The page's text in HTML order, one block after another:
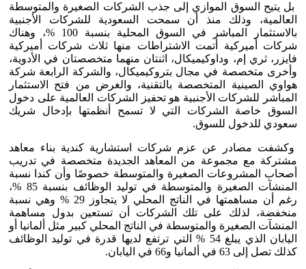
بل يتيح السوق الموازي إلى جذب الشركات الصغيرة والمتوسطة
العالمية، وذلك منذ أن سمحت السعودية للشركات الأجنبية
بالاستثمار المباشر في السوق المحلية بنسبة 100 %، وهناك
شركات أميركية أتمت الاشتراطات منها ثلاث شركات أميركية
فايزر، ثري إم، وداوكيميكال، اثنتان منهما متخصصتان في الأدوية،
وأخرى متخصصة في مجال بتروكيميكال، والشركة الرابعة شركة
هواوي الصينية المتخصصة بالتقنية، والغرض من فتح الاستثمار
المباشر للشركات الأجنبية هو تحفيز الشركات العالمية على دخول
السوق خاصة الشركات التي لا تسمح أنظمتها بإدخال شريك
سعودي للدخول للسوق.
وكشفت مصادر عن عزم شركات استشارية كندية بناء معاهد
مشتركة مع مجموعة من المعاهد الجديدة متخصصة في تدريب
أصحاب المشروعات الصغيرة والمتوسطة خصوصًا وأن كندا نسبة
المنشآت الصغيرة والمتوسطة في توليد الوظائف بنسبة 85 %،
رغم أن مساهمتها في الناتج المحلي لا يتجاوز 29 % وهي نسبة
منخفضة، لذلك على تلك الشركات أن تستعين بدول مساهمة
المنشآت الصغيرة والمتوسطة في الناتج المحلي كبير مثل ألمانيا أو
اليابان الذي يبلغ 54 % التي ترتفع لديها قدرة في توليد الوظائف
كذلك تصل إلى 63 في ألمانيا و66 في اليابان.